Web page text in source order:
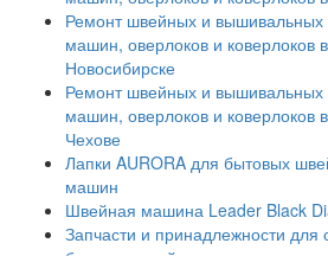
Ремонт швейных и вышивальных
машин, оверлоков и коверлоков в
Новосибирске
Ремонт швейных и вышивальных
машин, оверлоков и коверлоков в
Чехове
Лапки AURORA для бытовых
машин
Швейная машина Leader Black
Запчасти и принадлежности для